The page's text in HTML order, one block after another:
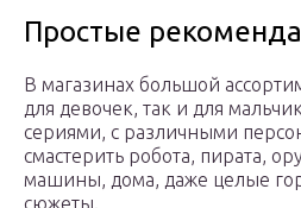
Простые
В магазинах большой
для девочек, так и для
сериями, с различными
смастерить робота, пирата,
машины, дома, даже целые
сюжеты.